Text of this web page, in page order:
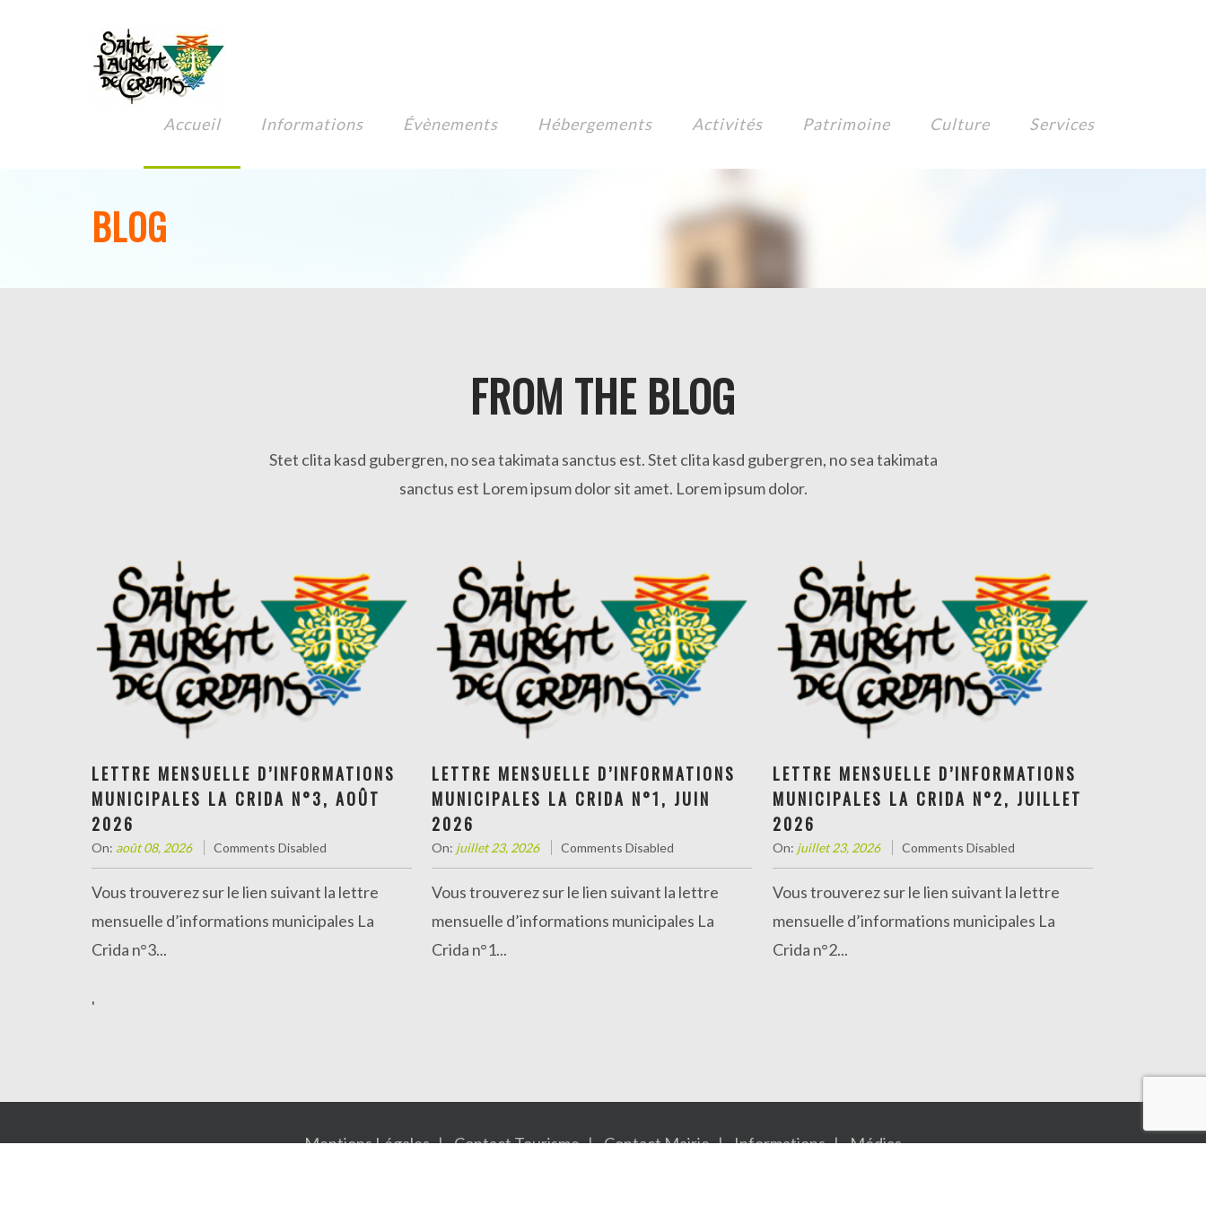
Accueil Informations Évènements Hébergements Activités Patrimoine Culture Services
BLOG
FROM THE BLOG
Stet clita kasd gubergren, no sea takimata sanctus est. Stet clita kasd gubergren, no sea takimata
sanctus est Lorem ipsum dolor sit amet. Lorem ipsum dolor.
LETTRE MENSUELLE D’INFORMATIONS
MUNICIPALES LA CRIDA N°3, AOÛT 2026
LETTRE MENSUELLE D’INFORMATIONS
MUNICIPALES LA CRIDA N°3, AOÛT
2026
On: août 08, 2026 Comments Disabled
Vous trouverez sur le lien suivant la lettre
mensuelle d’informations municipales La
Crida n°3...
LETTRE MENSUELLE D’INFORMATIONS
MUNICIPALES LA CRIDA N°1, JUIN 2026
LETTRE MENSUELLE D’INFORMATIONS
MUNICIPALES LA CRIDA N°1, JUIN
2026
On: juillet 23, 2026 Comments Disabled
Vous trouverez sur le lien suivant la lettre
mensuelle d’informations municipales La
Crida n°1...
LETTRE MENSUELLE D’INFORMATIONS
MUNICIPALES LA CRIDA N°2, JUILLET 2026
LETTRE MENSUELLE D’INFORMATIONS
MUNICIPALES LA CRIDA N°2, JUILLET
2026
On: juillet 23, 2026 Comments Disabled
Vous trouverez sur le lien suivant la lettre
mensuelle d’informations municipales La
Crida n°2...
'
Mentions Légales Contact Tourisme Contact Mairie Informations Médias